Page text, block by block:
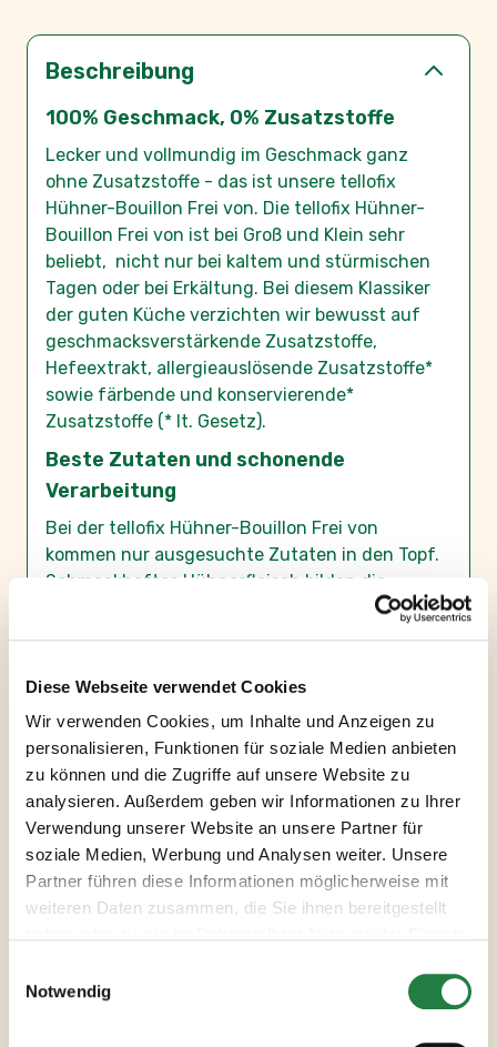
Diese Webseite verwendet Cookies
Wir verwenden Cookies, um Inhalte und Anzeigen zu
personalisieren, Funktionen für soziale Medien anbieten
zu können und die Zugriffe auf unsere Website zu
analysieren. Außerdem geben wir Informationen zu Ihrer
Verwendung unserer Website an unsere Partner für
soziale Medien, Werbung und Analysen weiter. Unsere
Partner führen diese Informationen möglicherweise mit
weiteren Daten zusammen, die Sie ihnen bereitgestellt
Notwendig
Beschreibung
100% Geschmack, 0% Zusatzstoffe
Lecker und vollmundig im Geschmack ganz
ohne Zusatzstoffe - das ist unsere tellofix
Hühner-Bouillon Frei von. Die tellofix Hühner-
Bouillon Frei von ist bei Groß und Klein sehr
beliebt, nicht nur bei kaltem und stürmischen
Tagen oder bei Erkältung. Bei diesem Klassiker
der guten Küche verzichten wir bewusst auf
geschmacksverstärkende Zusatzstoffe,
Hefeextrakt, allergieauslösende Zusatzstoffe*
sowie färbende und konservierende*
Zusatzstoffe (* lt. Gesetz).
Beste Zutaten und schonende
Verarbeitung
Bei der tellofix Hühner-Bouillon Frei von
kommen nur ausgesuchte Zutaten in den Topf.
Schmackhaftes Hühnerfleisch bilden die
Grundlage für unsere Bouillon. Feinstes
Gemüse, Gewürze und Kräuter wie Curcuma,
harmonisch ab. Ob pur oder mit feinen
Suppennudeln oder Grießklößchen verfeinert,
unsere tellofix Hühner-Bouillon ist ein
Gaumenschmaus. Oder probieren Sie den
Klassiker einmal als Trinkbouillon bei Erkältung
oder Wintertagen aus - wärmt herrlich von
innen heraus und schmeckt einfach köstlich.
Außerdem ist unsere klare Bouillon ruckzuck
zubereitet: Einfach einen Esslöffel Pulver mit 1
Vielseitiges Allroundtalent